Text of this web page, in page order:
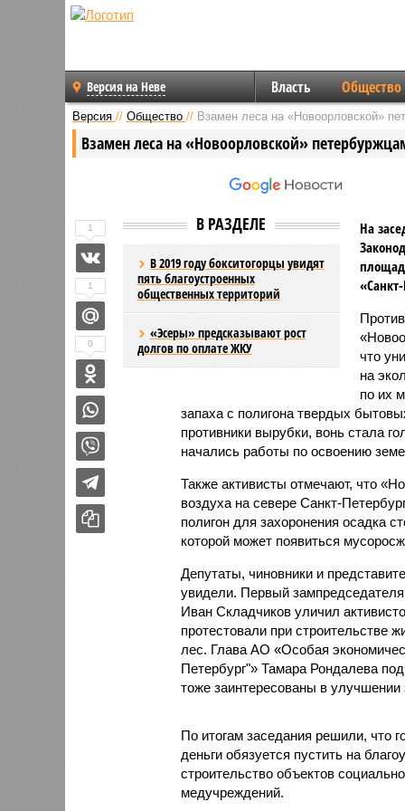
Версия на Неве Власть Общество
Версия // Общество // Взамен леса на «Новоорловской»
Взамен леса на «Новоорловской»
В РАЗДЕЛЕ
В 2019 году бокситогорцы увидят
пять благоустроенных
общественных территорий
«Эсеры» предсказывают рост
долгов по оплате ЖКУ
На
что
на
по их
запаха с полигона твердых
противники вырубки, вонь стала
начались работы по освоению
Также активисты отмечают, что
воздуха на севере Санкт-
полигон для захоронения осадка
которой может появиться
Депутаты, чиновники и
увидели. Первый
Иван Складчиков уличил
протестовали при строительстве
лес. Глава АО «Особая
Петербург"» Тамара Рондалева
тоже заинтересованы в улучшении
По итогам заседания решили, что
деньги обязуется пустить на
строительство объектов
медучреждений.
1
1
0